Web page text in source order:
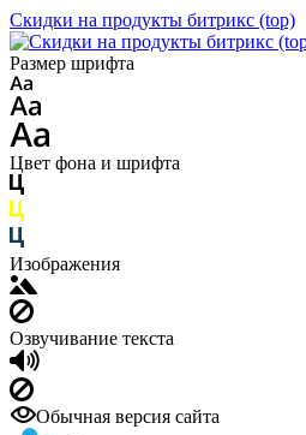
Скидки на продукты битрикс (top)
Размер шрифта
Цвет фона и шрифта
Изображения
Озвучивание текста
Обычная версия сайта